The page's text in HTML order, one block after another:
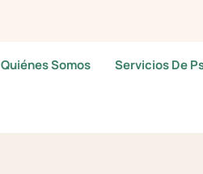
Quiénes Somos Servicios De